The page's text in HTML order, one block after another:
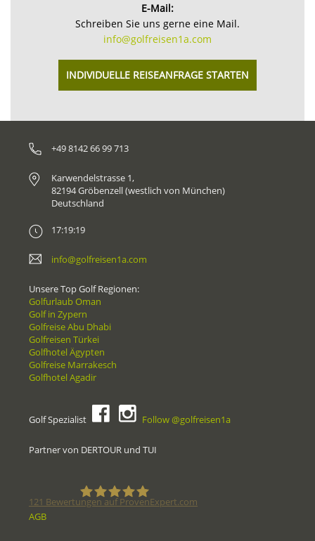
E-Mail:
Schreiben Sie uns gerne eine Mail.
info@golfreisen1a.com
INDIVIDUELLE REISEANFRAGE STARTEN
+49 8142 66 99 713
Karwendelstrasse 1,
82194 Gröbenzell (westlich von München)
Deutschland
17:19:19
info@golfreisen1a.com
Unsere Top Golf Regionen:
Golfurlaub Oman
Golf in Zypern
Golfreise Abu Dhabi
Golfreisen Türkei
Golfhotel Ägypten
Golfreise Marrakesch
Golfhotel Agadir
Golf Spezialist Follow @golfreisen1a
Partner von DERTOUR und TUI
121 Bewertungen auf ProvenExpert.com
AGB